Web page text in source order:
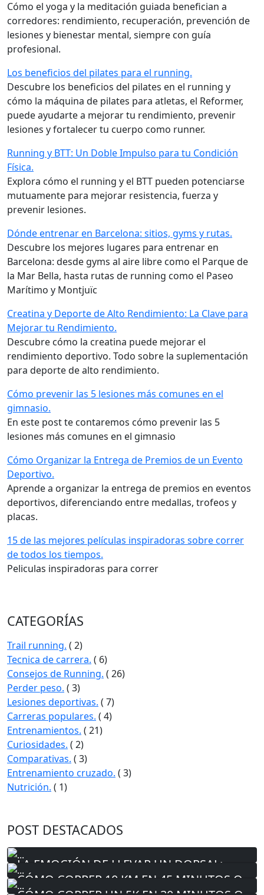
Cómo el yoga y la meditación guiada benefician a
corredores: rendimiento, recuperación, prevención de
lesiones y bienestar mental, siempre con guía
profesional.
Los beneficios del pilates para el running.
Descubre los beneficios del pilates en el running y
cómo la máquina de pilates para atletas, el Reformer,
puede ayudarte a mejorar tu rendimiento, prevenir
lesiones y fortalecer tu cuerpo como runner.
Running y BTT: Un Doble Impulso para tu Condición
Física.
Explora cómo el running y el BTT pueden potenciarse
mutuamente para mejorar resistencia, fuerza y
prevenir lesiones.
Dónde entrenar en Barcelona: sitios, gyms y rutas.
Descubre los mejores lugares para entrenar en
Barcelona: desde gyms al aire libre como el Parque de
la Mar Bella, hasta rutas de running como el Paseo
Marítimo y Montjuïc
Creatina y Deporte de Alto Rendimiento: La Clave para
Mejorar tu Rendimiento.
Descubre cómo la creatina puede mejorar el
rendimiento deportivo. Todo sobre la suplementación
para deporte de alto rendimiento.
Cómo prevenir las 5 lesiones más comunes en el
gimnasio.
En este post te contaremos cómo prevenir las 5
lesiones más comunes en el gimnasio
Cómo Organizar la Entrega de Premios de un Evento
Deportivo.
Aprende a organizar la entrega de premios en eventos
deportivos, diferenciando entre medallas, trofeos y
placas.
15 de las mejores películas inspiradoras sobre correr
de todos los tiempos.
Peliculas inspiradoras para correr
CATEGORÍAS
Trail running. ( 2)
Tecnica de carrera. ( 6)
Consejos de Running. ( 26)
Perder peso. ( 3)
Lesiones deportivas. ( 7)
Carreras populares. ( 4)
Entrenamientos. ( 21)
Curiosidades. ( 2)
Comparativas. ( 3)
Entrenamiento cruzado. ( 3)
Nutrición. ( 1)
POST DESTACADOS
LA EMOCIÓN DE LLEVAR UN DORSAL:
UNIRSE A LA AVENTURA DE LAS
CÓMO CORRER 10 KM EN 45 MINUTOS O